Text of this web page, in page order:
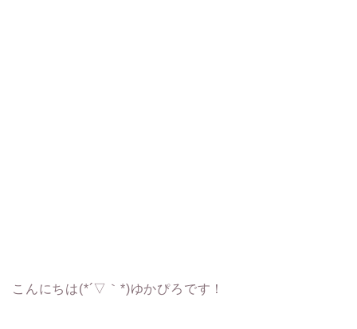
こんにちは(*´▽｀*)ゆかぴろです！